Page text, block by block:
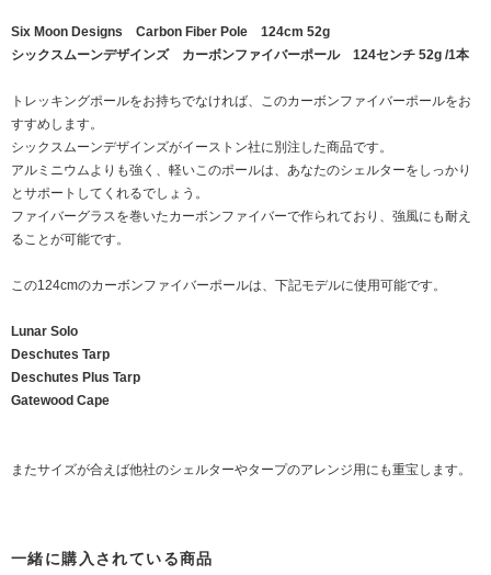
Six Moon Designs Carbon Fiber Pole 124cm 52g
シックスムーンデザインズ カーボンファイバーポール 124センチ 52g /1本
トレッキングポールをお持ちでなければ、このカーボンファイバーポールをお
すすめします。
シックスムーンデザインズがイーストン社に別注した商品です。
アルミニウムよりも強く、軽いこのポールは、あなたのシェルターをしっかり
とサポートしてくれるでしょう。
ファイバーグラスを巻いたカーボンファイバーで作られており、強風にも耐え
ることが可能です。
この124cmのカーボンファイバーポールは、下記モデルに使用可能です。
Lunar Solo
Deschutes Tarp
Deschutes Plus Tarp
Gatewood Cape
またサイズが合えば他社のシェルターやタープのアレンジ用にも重宝します。
一緒に購入されている商品